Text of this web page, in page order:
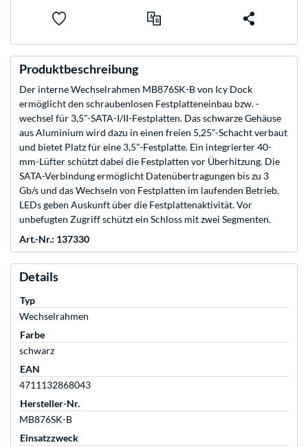
Produktbeschreibung
Der interne Wechselrahmen MB876SK-B von Icy Dock
ermöglicht den schraubenlosen Festplatteneinbau bzw. -
wechsel für 3,5"-SATA-I/II-Festplatten. Das schwarze Gehäuse
aus Aluminium wird dazu in einen freien 5,25"-Schacht verbaut
und bietet Platz für eine 3,5"-Festplatte. Ein integrierter 40-
mm-Lüfter schützt dabei die Festplatten vor Überhitzung. Die
SATA-Verbindung ermöglicht Datenübertragungen bis zu 3
Gb/s und das Wechseln von Festplatten im laufenden Betrieb.
LEDs geben Auskunft über die Festplattenaktivität. Vor
unbefugten Zugriff schützt ein Schloss mit zwei Segmenten.
Art.-Nr.: 137330
Details
Typ
Wechselrahmen
Farbe
schwarz
EAN
4711132868043
Hersteller-Nr.
MB876SK-B
Einsatzzweck